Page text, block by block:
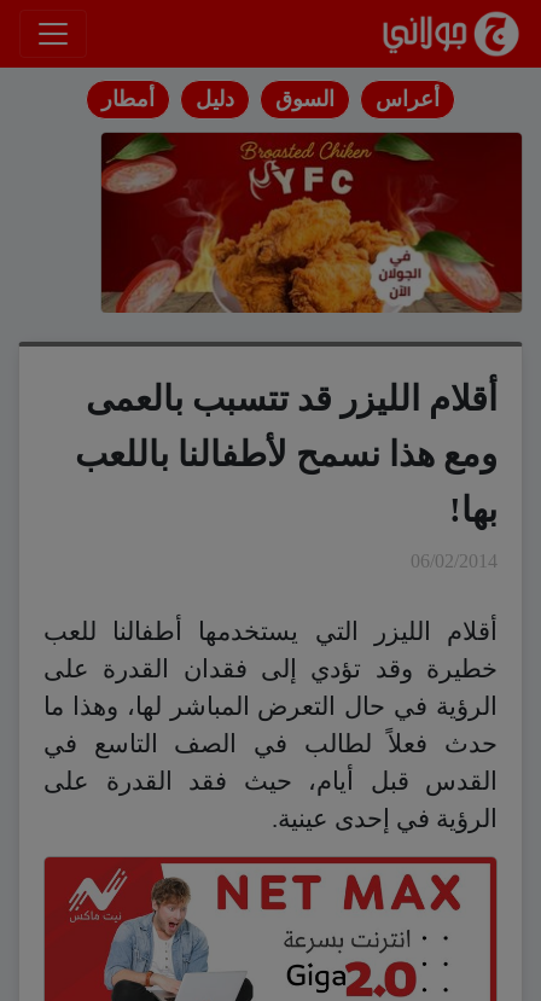
انتقل إلى المحتوى
أعراس السوق دليل أمطار
أقلام الليزر قد تتسبب بالعمى
ومع هذا نسمح لأطفالنا باللعب
بها!
06/02/2014
أقلام الليزر التي يستخدمها أطفالنا للعب
خطيرة وقد تؤدي إلى فقدان القدرة على
الرؤية في حال التعرض المباشر لها، وهذا ما
حدث فعلاً لطالب في الصف التاسع في
القدس قبل أيام، حيث فقد القدرة على
الرؤية في إحدى عينية.